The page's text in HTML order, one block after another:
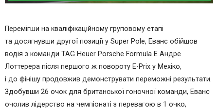
Перемігши на кваліфікаційному груповому етапі
та досягнувши другої позиції у Super Pole, Еванс обійшов
водія з команди TAG Heuer Porsche Formula E Андре
Лоттерера після першого ж повороту E-Prix у Мехіко,
і до фінішу продовжив демонструвати переможні результати.
Здобувши 26 очок для британської гоночної команди, Еванс
очолив лідерство на чемпіонаті з перевагою в 1 очко,